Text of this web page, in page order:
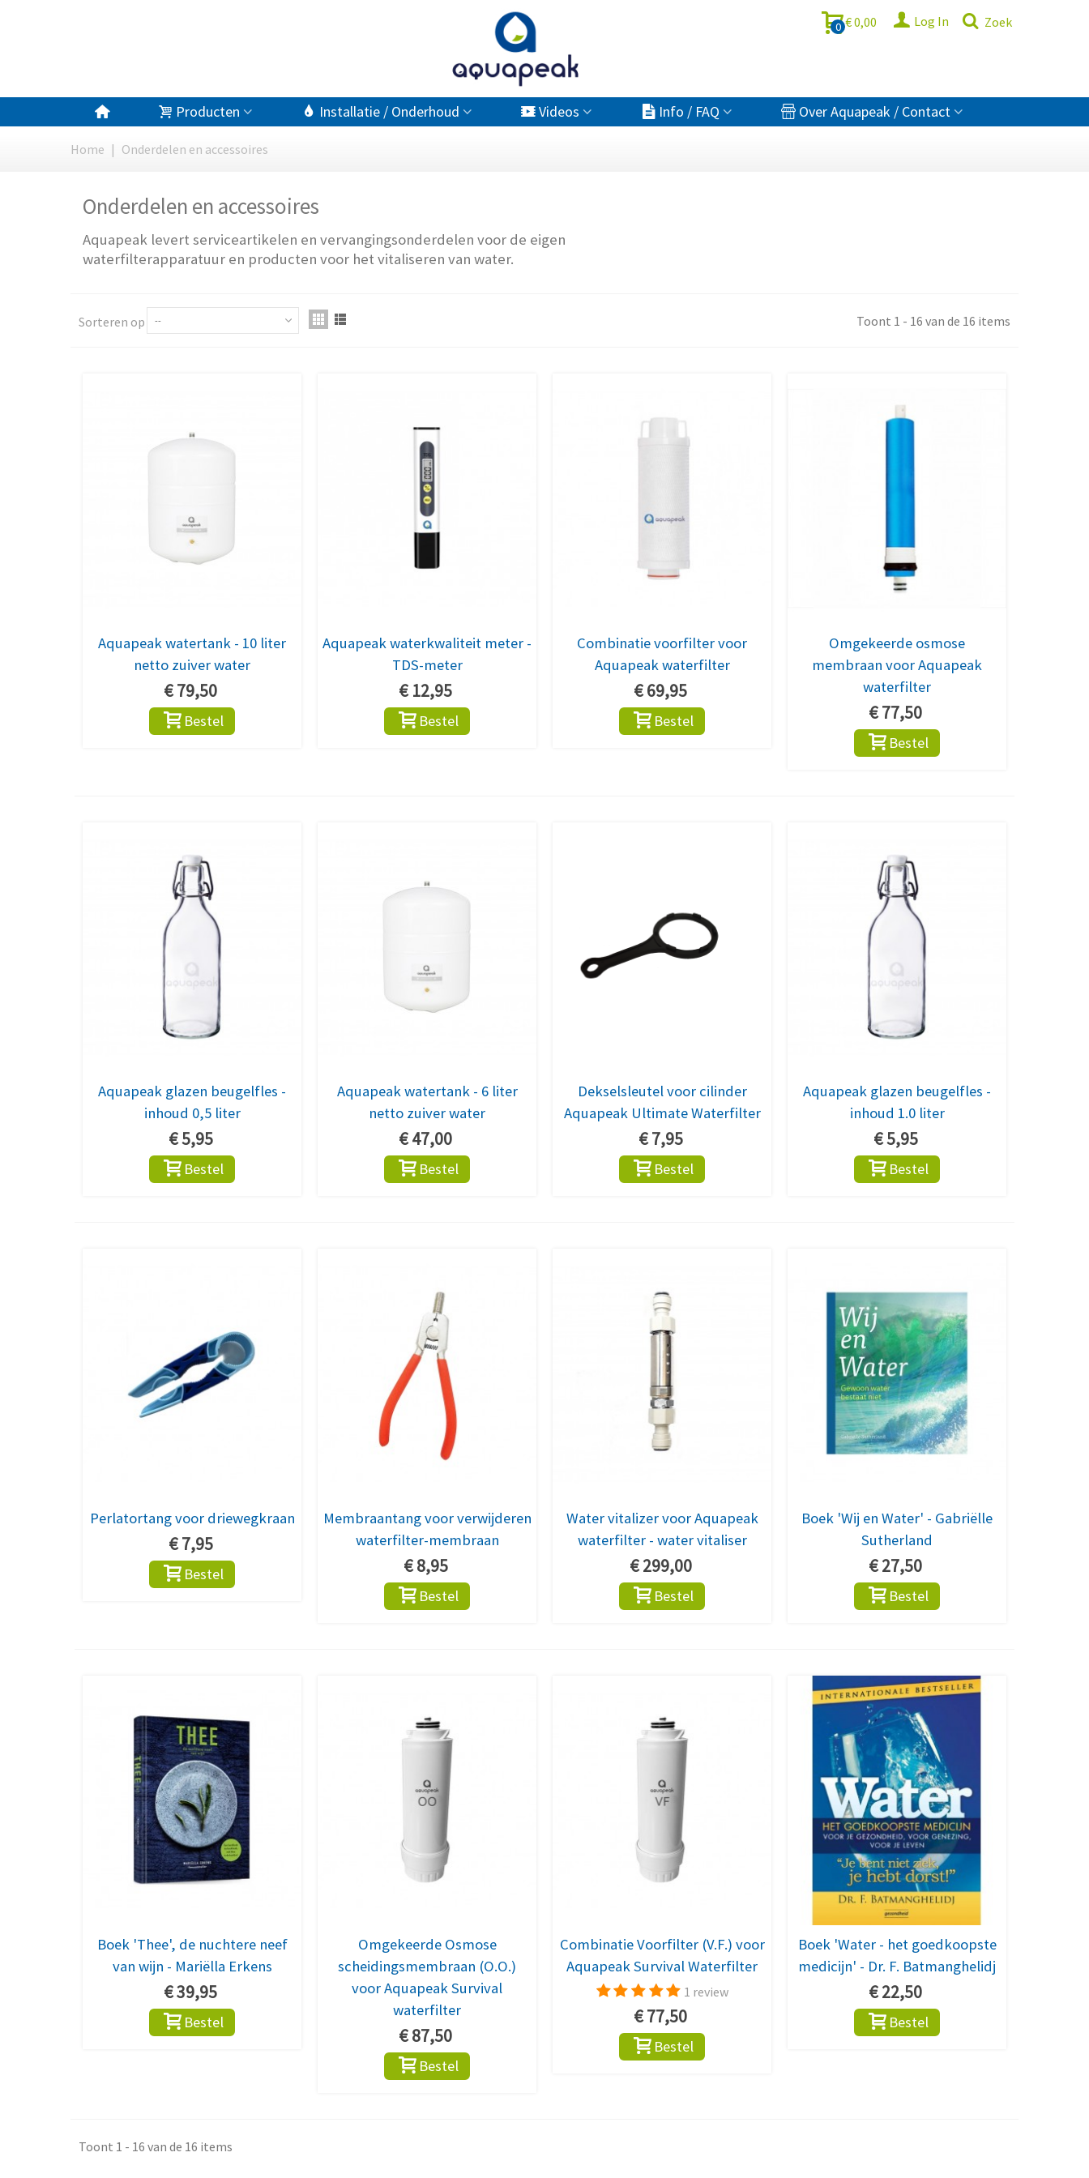
0 € 0,00 Log In Zoek
Producten Installatie / Onderhoud Videos Info / FAQ Over Aquapeak / Contact
Home | Onderdelen en accessoires
Onderdelen en accessoires
Aquapeak levert serviceartikelen en vervangingsonderdelen voor de eigen
waterfilterapparatuur en producten voor het vitaliseren van water.
Sorteren op -- Toont 1 - 16 van de 16 items
Aquapeak watertank - 10 liter
netto zuiver water
€ 79,50
Bestel
Aquapeak waterkwaliteit meter -
TDS-meter
€ 12,95
Bestel
Combinatie voorfilter voor
Aquapeak waterfilter
€ 69,95
Bestel
Omgekeerde osmose
membraan voor Aquapeak
waterfilter
€ 77,50
Bestel
Aquapeak glazen beugelfles -
inhoud 0,5 liter
€ 5,95
Bestel
Aquapeak watertank - 6 liter
netto zuiver water
€ 47,00
Bestel
Dekselsleutel voor cilinder
Aquapeak Ultimate Waterfilter
€ 7,95
Bestel
Aquapeak glazen beugelfles -
inhoud 1.0 liter
€ 5,95
Bestel
Perlatortang voor driewegkraan
€ 7,95
Bestel
Membraantang voor verwijderen
waterfilter-membraan
€ 8,95
Bestel
Water vitalizer voor Aquapeak
waterfilter - water vitaliser
€ 299,00
Bestel
Boek 'Wij en Water' - Gabriëlle
Sutherland
€ 27,50
Bestel
Boek 'Thee', de nuchtere neef
van wijn - Mariëlla Erkens
€ 39,95
Bestel
Omgekeerde Osmose
scheidingsmembraan (O.O.)
voor Aquapeak Survival
waterfilter
€ 87,50
Bestel
Combinatie Voorfilter (V.F.) voor
Aquapeak Survival Waterfilter
1 review
€ 77,50
Bestel
Boek 'Water - het goedkoopste
medicijn' - Dr. F. Batmanghelidj
€ 22,50
Bestel
Toont 1 - 16 van de 16 items